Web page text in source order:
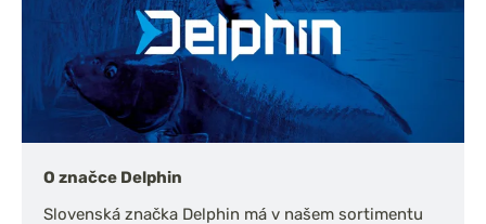
O značce Delphin
Slovenská značka Delphin má v našem sortimentu